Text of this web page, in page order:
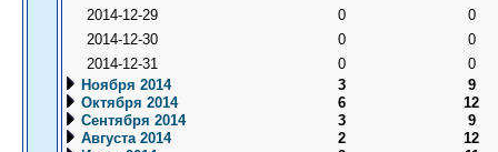
2014-12-29
0
0
2014-12-30
0
0
2014-12-31
0
0
Ноября 2014
3
9
Октября 2014
6
12
Сентября 2014
3
9
Августа 2014
2
12